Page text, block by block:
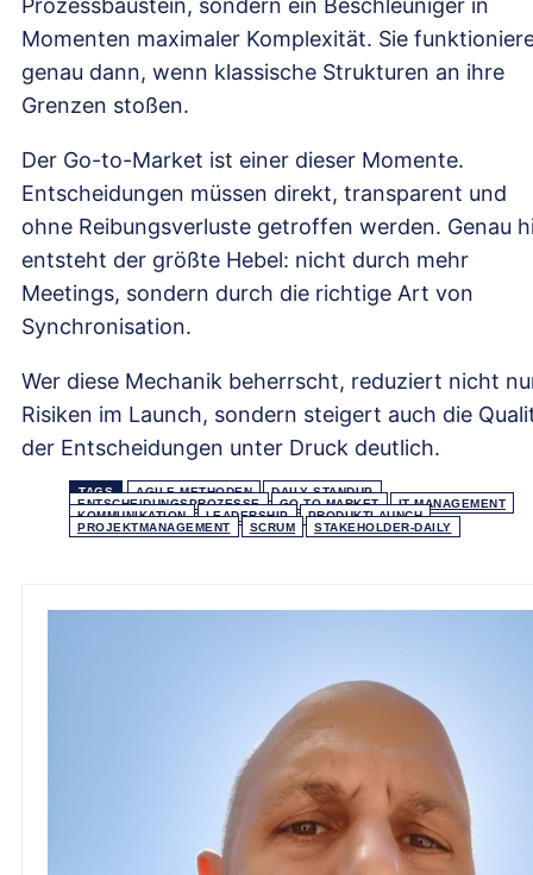
Momenten maximaler Komplexität. Sie
genau dann, wenn klassische Strukturen an ihre
Grenzen stoßen.
Der Go-to-Market ist einer dieser Momente.
Entscheidungen müssen direkt, transparent und
ohne Reibungsverluste getroffen werden. Genau
entsteht der größte Hebel: nicht durch mehr
Meetings, sondern durch die richtige Art von
Synchronisation.
Wer diese Mechanik beherrscht, reduziert nicht
Risiken im Launch, sondern steigert auch die
der Entscheidungen unter Druck deutlich.
TAGS AGILE METHODEN
DAILY STANDUP
ENTSCHEIDUNGSPROZESSE
GO-TO-MARKET
IT MANAGEMENT
KOMMUNIKATION
LEADERSHIP
PRODUKTLAUNCH
PROJEKTMANAGEMENT
SCRUM STAKEHOLDER-DAILY